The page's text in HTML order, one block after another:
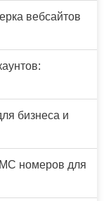
вебсайтов
бизнеса и
номеров для